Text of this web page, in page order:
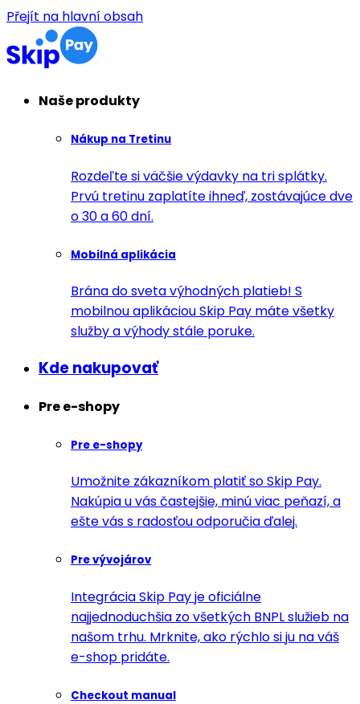
Přejít na hlavní obsah
Naše produkty
Nákup na Tretinu
Rozdeľte si väčšie výdavky na tri splátky.
Prvú tretinu zaplatíte ihneď, zostávajúce dve
o 30 a 60 dní.
Mobilná aplikácia
Brána do sveta výhodných platieb! S
mobilnou aplikáciou Skip Pay máte všetky
služby a výhody stále poruke.
Kde nakupovať
Pre e-shopy
Pre e-shopy
Umožnite zákazníkom platiť so Skip Pay.
Nakúpia u vás častejšie, minú viac peňazí, a
ešte vás s radosťou odporučia ďalej.
Pre vývojárov
Integrácia Skip Pay je oficiálne
najjednoduchšia zo všetkých BNPL služieb na
našom trhu. Mrknite, ako rýchlo si ju na váš
e-shop pridáte.
Checkout manual